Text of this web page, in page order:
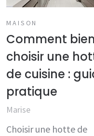
MAISON
Comment bien
choisir une
de cuisine :
pratique
Marise
Choisir une hotte de